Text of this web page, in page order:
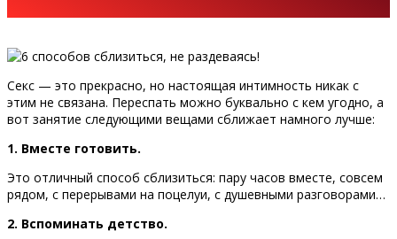
Секс — это прекрасно, но настоящая интимность никак с
этим не связана. Переспать можно буквально с кем угодно, а
вот занятие следующими вещами сближает намного лучше:
1. Вместе готовить.
Это отличный способ сблизиться: пару часов вместе, совсем
рядом, с перерывами на поцелуи, с душевными разговорами…
2. Вспоминать детство.